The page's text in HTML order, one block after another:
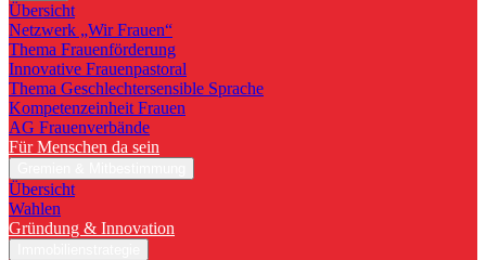
Übersicht
Netzwerk „Wir Frauen“
Thema Frauenförderung
Innovative Frauenpastoral
Thema Geschlechtersensible Sprache
Kompetenzeinheit Frauen
AG Frauenverbände
Für Menschen da sein
Übersicht
Wahlen
Gründung & Innovation